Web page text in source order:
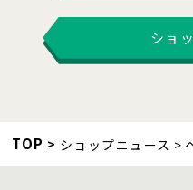
ショ
TOP ショップニュース